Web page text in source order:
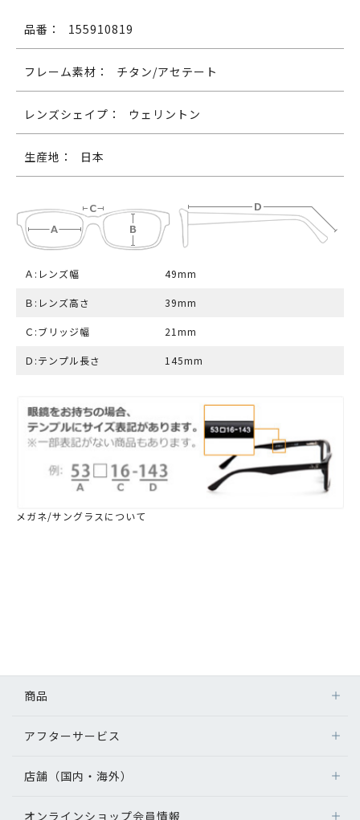
品番： 155910819
フレーム素材： チタン/アセテート
レンズシェイプ： ウェリントン
生産地： 日本
Ａ:レンズ幅 49mm
Ｂ:レンズ高さ 39mm
Ｃ:ブリッジ幅 21mm
Ｄ:テンプル長さ 145mm
メガネ/サングラスについて
商品
アフターサービス
店舗（国内・海外）
オンラインショップ会員情報